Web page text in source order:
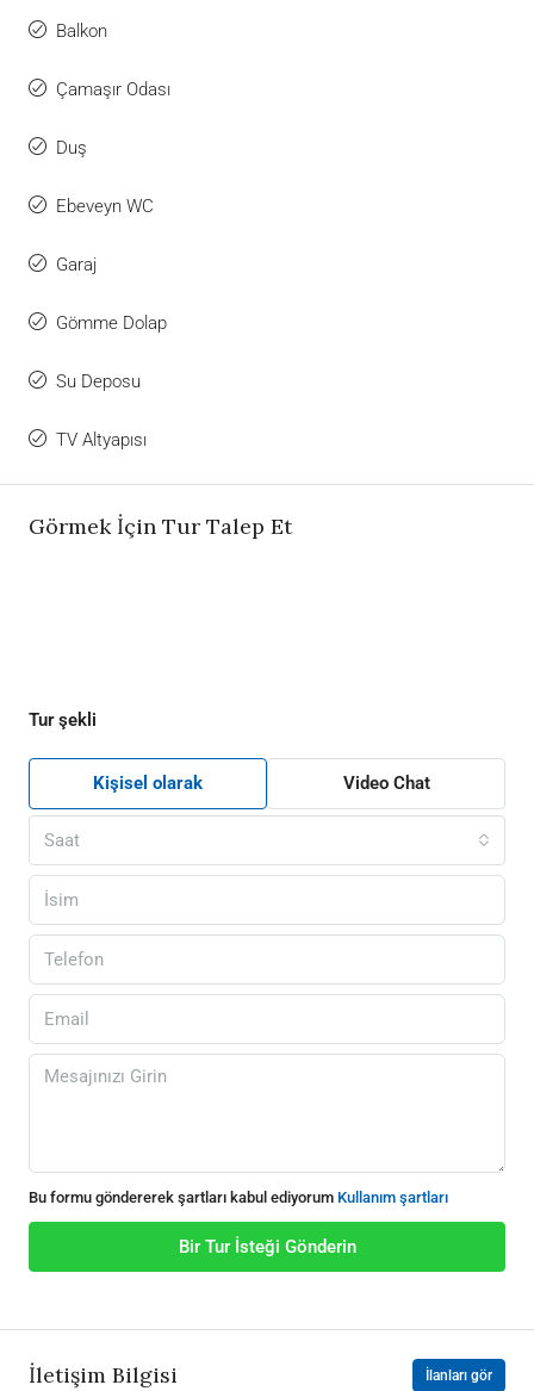
Balkon
Çamaşır Odası
Duş
Ebeveyn WC
Garaj
Gömme Dolap
Su Deposu
TV Altyapısı
Görmek İçin Tur Talep Et
Tur şekli
Kişisel olarak Video Chat
Saat
Bu formu göndererek şartları kabul ediyorum Kullanım şartları
Bir Tur İsteği Gönderin
İletişim Bilgisi İlanları gör